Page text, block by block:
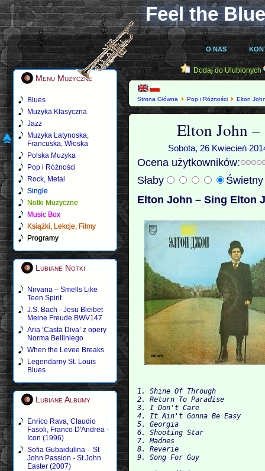
Feel the
O NAS
Menu Muzyczne
Blues
Muzyka Klasyczna
Jazz
Muzyka Latynoska,
Francuska, Włoska
Polska Muzyka
Pop i Różności
Rock, Metal
Single
Notki Muzyczne
Music Box
Książki, Lekcje, Filmy
Programy
Lubiane Notki
Nirvana – Smells Like
Teen Spirit
J.S. Bach - Jesu Bleibet
Meine Freude BWV147
Aria ‘Casta Diva’ z opery
Norma Belliniego
When the Levee Breaks
Legendarny St. Louis
Blues
Lubiane Albumy
Enrico Rava, Claudio
Fasoli, Franco D'Andrea -
Icon (1996)
Sofia Gubaidulina – St
John Passion - St John
Easter (2007)
Dodaj do Ulubionych
Strona Główna Pop i Różności Elton
Elton John
Sobota, 26 Kwiecień
Ocena użytkowników:
Słaby
Elton John – Sing Elton
1. Shine Of Through
2. Return To Paradise
3. I Don't Care
4. It Ain't Gonna Be Easy
5. Georgia
6. Shooting Star
7. Madnes
8. Reverie